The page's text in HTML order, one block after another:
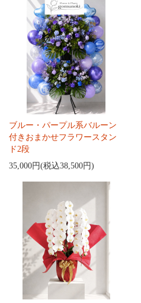
ブルー・パープル系バルーン
付きおまかせフラワースタン
ド2段
35,000円(税込38,500円)